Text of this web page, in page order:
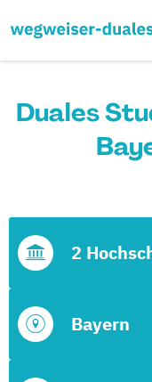
Duales
Bayern
2